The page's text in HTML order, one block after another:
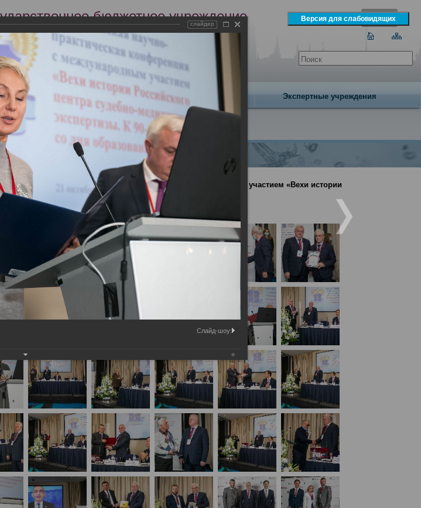
бюджетное учреждение
судебно-медицинской экспертизы
Сегодня 8 августа 2026 года
Экспертиза Образование Издательство Экспертные учреждения
конференция с международным участием «Вехи истории
дня образования»(День1)
научно-практическая конференция с международным участием «Вехи истории
К 90-летию со дня образования»(День1)
слайдер
Слайд-шоу: